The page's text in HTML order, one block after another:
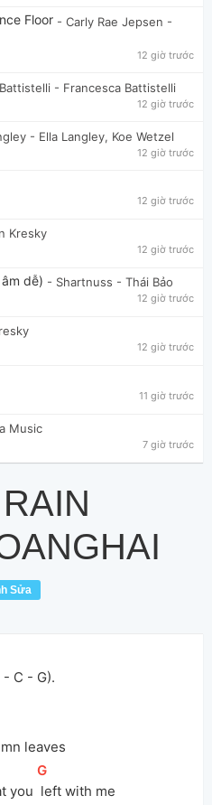
Floor - Carly Rae Jepsen -
12 giờ trước
- Francesca Battistelli
12 giờ trước
- Ella Langley, Koe Wetzel
12 giờ trước
12 giờ trước
Kresky
12 giờ trước
dễ) - Shartnuss - Thái Bảo
12 giờ trước
12 giờ trước
11 giờ trước
Music
7 giờ trước
Sửa
- C - G).
leaves
you
[
G
left with me